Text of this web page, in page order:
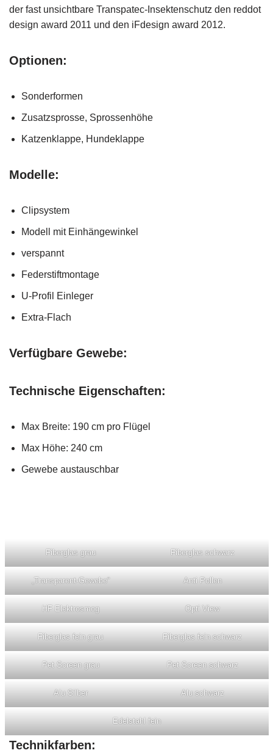
der fast unsichtbare Transpatec-Insektenschutz den reddot
design award 2011 und den iFdesign award 2012.
Optionen:
Sonderformen
Zusatzsprosse, Sprossenhöhe
Katzenklappe, Hundeklappe
Modelle:
Clipsystem
Modell mit Einhängewinkel
verspannt
Federstiftmontage
U-Profil Einleger
Extra-Flach
Verfügbare Gewebe:
Technische Eigenschaften:
Max Breite: 190 cm pro Flügel
Max Höhe: 240 cm
Gewebe austauschbar
Fiberglas grau Fiberglas schwarz
„Transparent-Gewebe“ Anti Pollen
HF Elektrosmog Opti View
Fiberglas fein grau Fiberglas fein schwarz
Pet Screen grau Pet Screen schwarz
Alu Silber Alu schwarz
Edelstahl fein
Technikfarben: